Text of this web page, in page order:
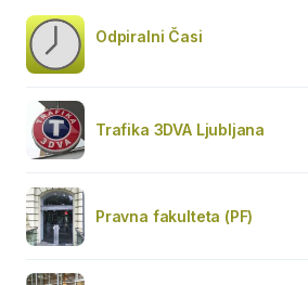
Odpiralni Časi
Trafika 3DVA Ljubljana
Pravna fakulteta (PF)